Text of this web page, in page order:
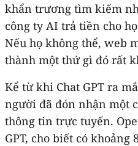
khẩn trương tìm kiếm
công ty AI trả tiền cho
Nếu họ không thể, web
thành một thứ gì đó rất
Kể từ khi Chat GPT ra
người đã đón nhận một
thông tin trực tuyến.
GPT, cho biết có